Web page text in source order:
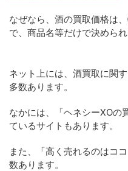
なぜなら、酒の買取価格は
で、商品名等だけで決めら
ネット上には、酒買取に関
多数あります。
なかには、「ヘネシーXOの
ているサイトもあります。
また、「高く売れるのはコ
数あります。